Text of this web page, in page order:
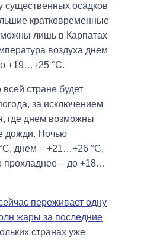
существенных осадков
кратковременные
лишь в Карпатах
воздуха днем
+19…+25 °C.
всей стране будет
за исключением
где днем возможны
дожди. Ночью
днем – +21…+26 °C,
прохладнее – до +18…
переживает одну
жары за последние
странах уже